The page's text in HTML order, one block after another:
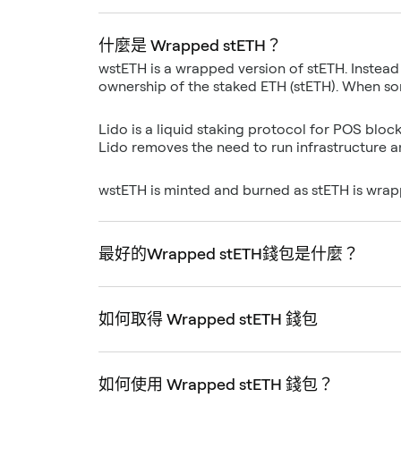
什麼是 Wrapped stETH？
wstETH is a wrapped version of stETH.
Lido is a liquid staking protocol for POS
wstETH is minted and burned as stETH is
最好的Wrapped stETH錢包是什麼？
如何取得 Wrapped stETH 錢包
如何使用 Wrapped stETH 錢包？